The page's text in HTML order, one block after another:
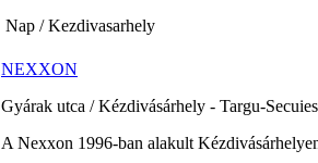
Nap / Kezdivasarhely
NEXXON
Gyárak utca / Kézdivásárhely - Targu-
A Nexxon 1996-ban alakult